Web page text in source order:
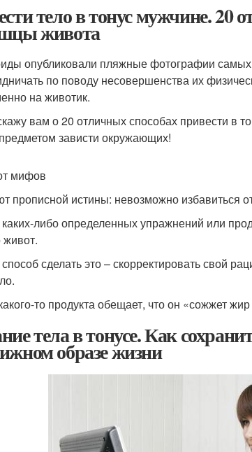
тело в тонус мужчине. 20
живота
опубликовали пляжные фотографии
по поводу несовершенства их
на животик.
вам о 20 отличных способах привести в
зависти окружающих!
мифов
прописной истины: невозможно избавиться
либо определенных упражнений или
живот.
сделать это – скорректировать свой
то продукта обещает, что он «сожжет
тела в тонусе. Как
образе жизни